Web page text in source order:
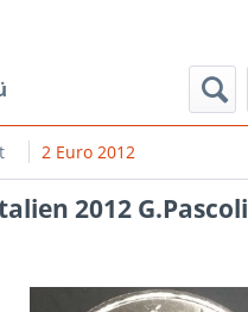
2 Euro 2012
2012 G.Pascoli